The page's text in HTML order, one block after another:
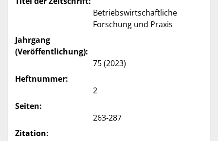
Betriebswirtschaftliche
Forschung und Praxis
Jahrgang
(Veröffentlichung):
75 (2023)
Heftnummer:
2
Seiten:
263-287
Zitation: